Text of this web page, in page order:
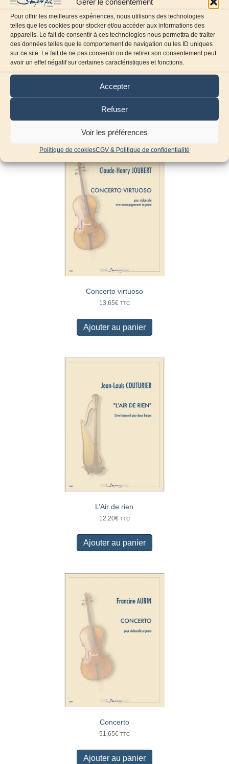
Gérer le consentement
Pour offrir les meilleures expériences, nous utilisons des technologies
telles que les cookies pour stocker et/ou accéder aux informations des
appareils. Le fait de consentir à ces technologies nous permettra de traiter
des données telles que le comportement de navigation ou les ID uniques
sur ce site. Le fait de ne pas consentir ou de retirer son consentement peut
avoir un effet négatif sur certaines caractéristiques et fonctions.
Accepter
Refuser
Voir les préférences
Politique de cookiesCGV & Politique de confidentialité
Produits similaires
Concerto virtuoso
13,65€ TTC
Ajouter au panier
L’Air de rien
12,20€ TTC
Ajouter au panier
Concerto
51,65€ TTC
Ajouter au panier